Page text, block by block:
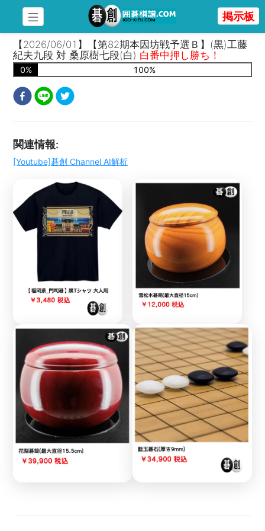
掲示板
【2026/06/01】【第82期本因坊戦予選Ｂ】(黒)工藤
紀夫九段 対 桑原樹七段(白) 白番中押し勝ち！
0% 100%
関連情報:
[Youtube]碁創 Channel AI解析